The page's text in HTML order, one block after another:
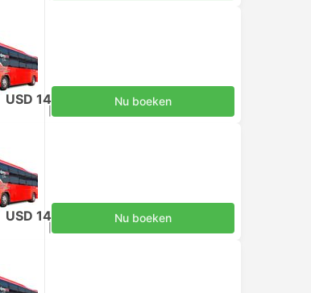
USD 14 Nu boeken
USD 14 Nu boeken